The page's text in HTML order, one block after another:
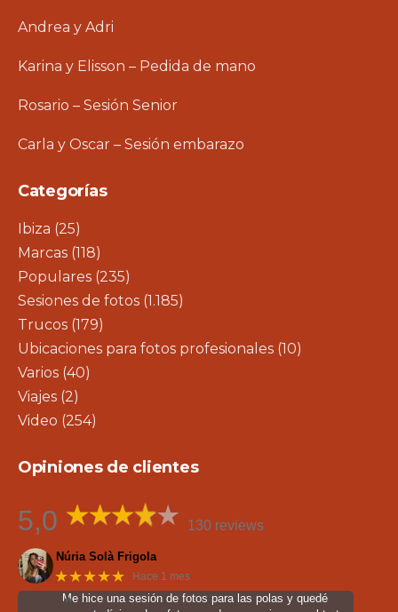
Andrea y Adri
Karina y Elisson – Pedida de mano
Rosario – Sesión Senior
Carla y Oscar – Sesión embarazo
Categorías
Ibiza (25)
Marcas (118)
Populares (235)
Sesiones de fotos (1.185)
Trucos (179)
Ubicaciones para fotos profesionales (10)
Varios (40)
Viajes (2)
Video (254)
Opiniones de clientes
5,0 130 reviews
Núria Solà Frigola
★★★★★ Hace 1 mes
Me hice una sesión de fotos para las polas y quedé